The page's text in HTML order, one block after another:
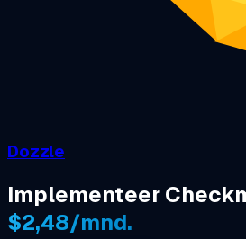
Dozzle
Implementeer
$2,48/mnd.